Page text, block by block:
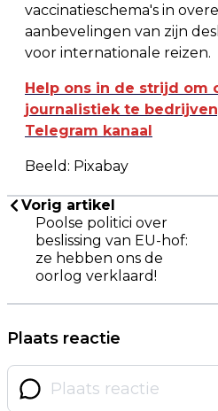
vaccinatieschema's in
aanbevelingen van zijn
voor internationale reizen.
Help ons in de strijd om
journalistiek te
Telegram kanaal
Beeld: Pixabay
Vorig artikel
Poolse politici over
beslissing van EU-hof:
ze hebben ons de
oorlog verklaard!
Plaats reactie